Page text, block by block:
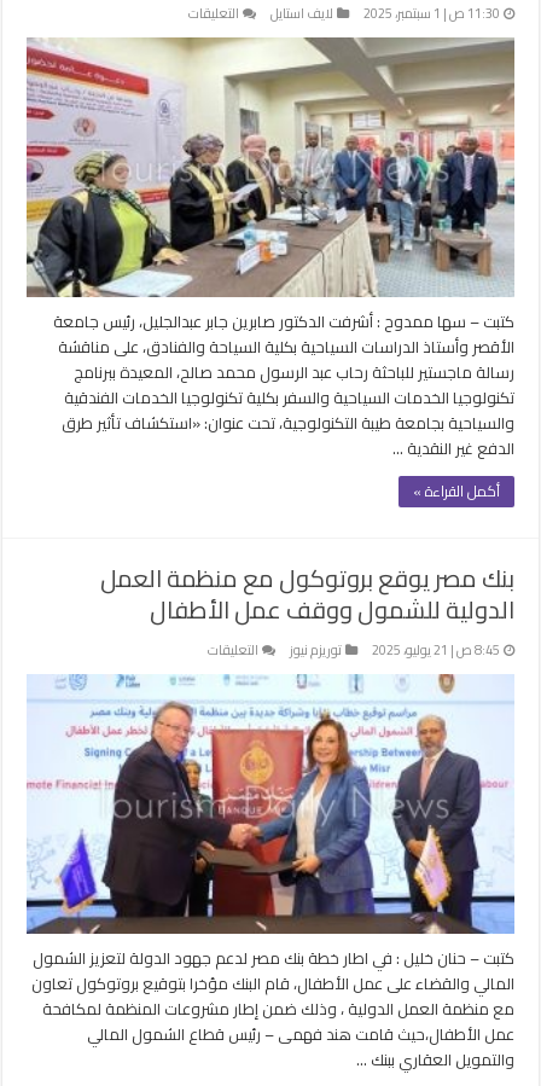
11:30 ص | 1 سبتمبر، 2025 لايف استايل التعليقات
رسالة
ماجستير
بالأقصر
حول
التحول
الرقمي
والشمول
المالي
في
شركات
السياحة
مغلقة
كتبت – سها ممدوح : أشرفت الدكتور صابرين جابر عبدالجليل، رئيس جامعة
الأقصر وأستاذ الدراسات السياحية بكلية السياحة والفنادق، على مناقشة
رسالة ماجستير للباحثة رحاب عبد الرسول محمد صالح، المعيدة ببرنامج
تكنولوجيا الخدمات السياحية والسفر بكلية تكنولوجيا الخدمات الفندقية
والسياحية بجامعة طيبة التكنولوجية، تحت عنوان: «استكشاف تأثير طرق
الدفع غير النقدية …
أكمل القراءة »
بنك مصر يوقع بروتوكول مع منظمة العمل
الدولية للشمول ووقف عمل الأطفال
8:45 ص | 21 يوليو، 2025 توريزم نيوز التعليقات
بنك
مصر
يوقع
بروتوكول
مع
منظمة
العمل
الدولية
للشمول
ووقف
عمل
الأطفال
مغلقة
كتبت – حنان خليل : في اطار خطة بنك مصر لدعم جهود الدولة لتعزيز الشمول
المالي والقضاء على عمل الأطفال، قام البنك مؤخرا بتوقيع بروتوكول تعاون
مع منظمة العمل الدولية ، وذلك ضمن إطار مشروعات المنظمة لمكافحة
عمل الأطفال،حيث قامت هند فهمى – رئيس قطاع الشمول المالي
والتمويل العقاري ببنك …